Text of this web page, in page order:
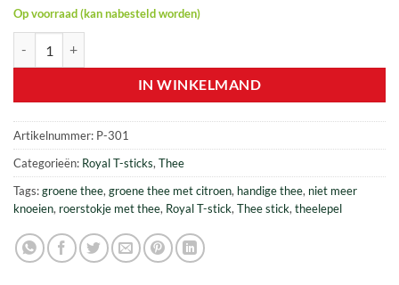
Op voorraad (kan nabesteld worden)
IN WINKELMAND
Artikelnummer: P-301
Categorieën: Royal T-sticks, Thee
Tags:groene thee, groene thee met citroen, handige thee, niet meer
knoeien, roerstokje met thee, Royal T-stick, Thee stick, theelepel